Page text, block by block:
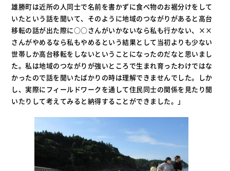
雄勝町は近所の人同士で名前を書かずに食べ物のお裾分けをして
いたという話を聞いて、そのように地域のつながりがあると高台
移転の話が出た際に○○さんがいかないなら私も行かない、××
さんがやめるなら私もやめるという結果として当初よりも少ない
世帯しか高台移転をしないということになったのだなと思いまし
た。私は地域のつながりが強いところで生まれ育ったわけではな
かったので話を聞いたばかりの時は理解できませんでした。しか
し、実際にフィールドワークを通して住民同士の関係を見たり聞
いたりして考えてみると納得することができました。」